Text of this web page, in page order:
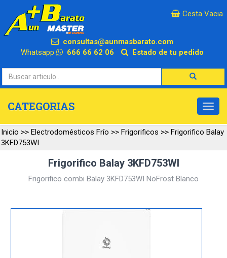
×
Cesta Vacia
consultas@aunmasbarato.com
Whatsapp
666 66 62 06 Estado de tu pedido
CATEGORIAS
Inicio >> Electrodomésticos Frío >> Frigorificos >> Frigorifico Balay
3KFD753WI
Frigorifico Balay 3KFD753WI
Frigorifico combi Balay 3KFD753WI NoFrost Blanco